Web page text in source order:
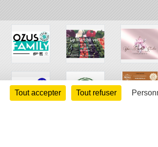
Tout accepter Tout refuser